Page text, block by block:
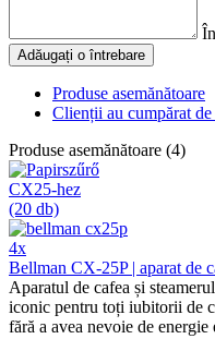
Adăugați o întrebare
Produse asemănătoare
Clienții au cumpărat de
Produse asemănătoare (4)
4x
Bellman CX-25P | aparat de
Aparatul de cafea și
iconic pentru toți iubitorii de
fără a avea nevoie de